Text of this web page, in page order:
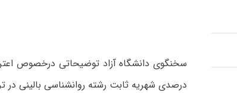
درصدی شهریه ثابت رشته روانشناسی بالینی در